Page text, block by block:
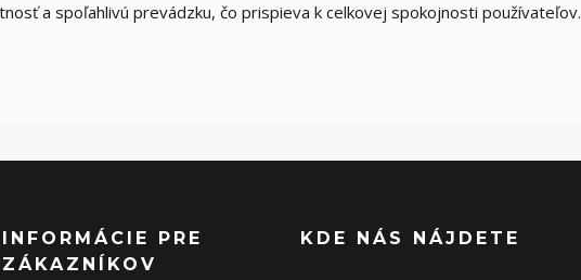
a spoľahlivú prevádzku, čo prispieva k celkovej spokojnosti používateľov.
INFORMÁCIE PRE
ZÁKAZNÍKOV
KDE NÁS NÁJDETE